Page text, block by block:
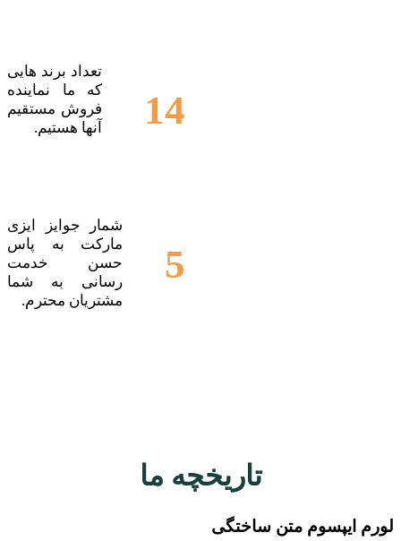
14
تعداد برند هایی
که ما نماینده
فروش مستقیم
آنها هستیم.
5
شمار جوایز ایزی
مارکت به پاس
حسن خدمت
رسانی به شما
مشتریان محترم.
تاریخچه ما
لورم ایپسوم متن ساختگی